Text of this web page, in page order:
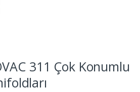
311 Çok Konumlu